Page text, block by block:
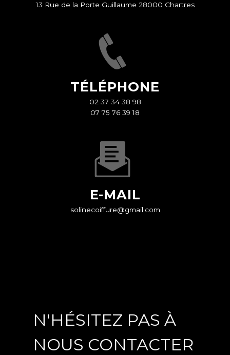
13 Rue de la Porte Guillaume 28000 Chartres
TÉLÉPHONE
02 37 34 38 98
07 75 76 39 18
E-MAIL
solinecoiffure@gmail.com
N'HÉSITEZ PAS À
NOUS CONTACTER